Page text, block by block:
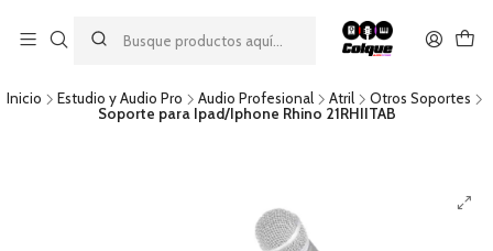
descuento por pago con transferencia bancaria
por una compra mínima de $49.990. Este descuento no es
acumulable a otras promociones ni aplicable a gastos de envío.
Inicio Estudio y Audio Pro Audio Profesional Atril
Otros Soportes
Soporte para Ipad/Iphone Rhino 21RHIITAB